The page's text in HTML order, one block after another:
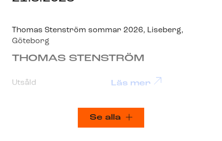
Thomas Stenström sommar 2026, Liseberg,
Göteborg
THOMAS STENSTRÖM
Utsåld Läs mer
Se alla